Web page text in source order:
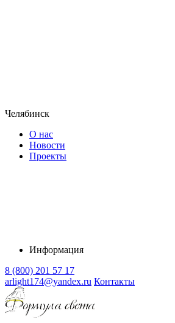
Челябинск
О нас
Новости
Проекты
Информация
8 (800) 201 57 17
arlight174@yandex.ru Контакты